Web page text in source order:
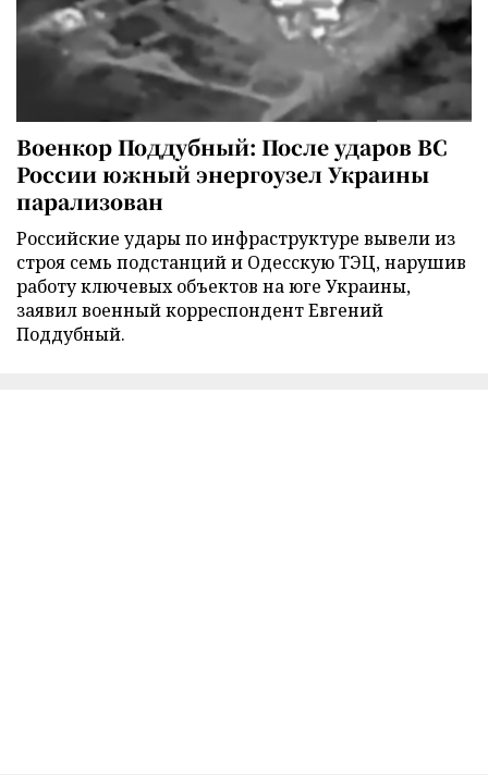
Военкор Поддубный: После ударов ВС
России южный энергоузел Украины
парализован
Российские удары по инфраструктуре вывели из
строя семь подстанций и Одесскую ТЭЦ, нарушив
работу ключевых объектов на юге Украины,
заявил военный корреспондент Евгений
Поддубный.